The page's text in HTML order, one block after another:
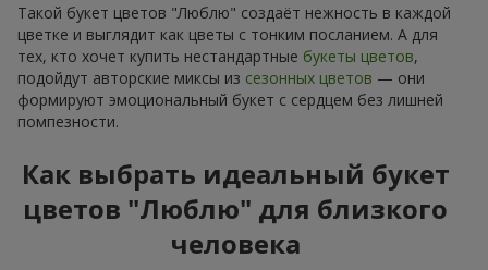
Такой букет цветов "Люблю" создаёт нежность в каждой
цветке и выглядит как цветы с тонким посланием. А для
тех, кто хочет купить нестандартные букеты цветов,
подойдут авторские миксы из сезонных цветов — они
формируют эмоциональный букет с сердцем без лишней
помпезности.
Как выбрать идеальный букет
цветов "Люблю" для близкого
человека